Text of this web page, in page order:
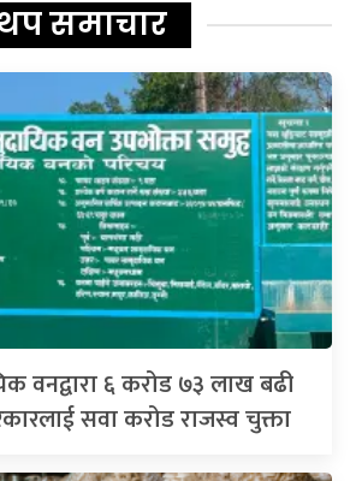
समाचार
वनद्वारा ६ करोड ७३ लाख बढी
सवा करोड राजस्व चुक्ता